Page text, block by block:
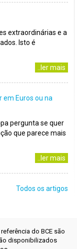
extraordinárias e a
Isto é
..ler mais
em Euros ou na
pergunta se quer
que parece mais
..ler mais
Todos os artigos
do BCE são
disponibilizados